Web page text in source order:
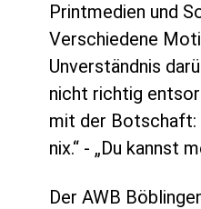
Printmedien und
Verschiedene
Unverständnis
nicht richtig
mit der Botschaft:
nix.“ - „Du kannst
Der AWB